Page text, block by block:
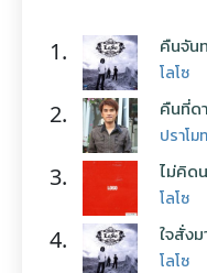
1. คืนจัน
โลโซ
2. คืนที่ด
ปราโม
3. ไม่คิด
โลโซ
4. ใจสั่งม
โลโซ